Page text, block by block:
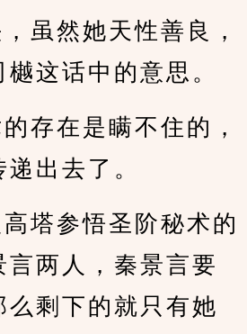
虽然她天性善良，
这话中的意思。
存在是瞒不住的，
出去了。
塔参悟圣阶秘术的
言两人，秦景言要
么剩下的就只有她